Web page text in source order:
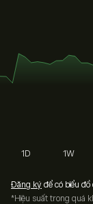
1D 1W
Đăng ký để có biểu
*Hiệu suất trong quá